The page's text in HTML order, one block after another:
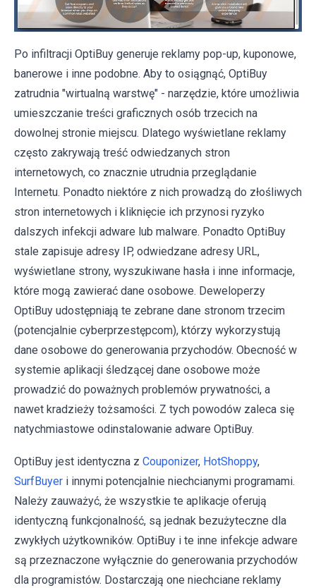
Po infiltracji OptiBuy generuje reklamy pop-up, kuponowe,
banerowe i inne podobne. Aby to osiągnąć, OptiBuy
zatrudnia "wirtualną warstwę" - narzędzie, które umożliwia
umieszczanie treści graficznych osób trzecich na
dowolnej stronie miejscu. Dlatego wyświetlane reklamy
często zakrywają treść odwiedzanych stron
internetowych, co znacznie utrudnia przeglądanie
Internetu. Ponadto niektóre z nich prowadzą do złośliwych
stron internetowych i kliknięcie ich przynosi ryzyko
dalszych infekcji adware lub malware. Ponadto OptiBuy
stale zapisuje adresy IP, odwiedzane adresy URL,
wyświetlane strony, wyszukiwane hasła i inne informacje,
które mogą zawierać dane osobowe. Deweloperzy
OptiBuy udostępniają te zebrane dane stronom trzecim
(potencjalnie cyberprzestępcom), którzy wykorzystują
dane osobowe do generowania przychodów. Obecność w
systemie aplikacji śledzącej dane osobowe może
prowadzić do poważnych problemów prywatności, a
nawet kradzieży tożsamości. Z tych powodów zaleca się
natychmiastowe odinstalowanie adware OptiBuy.
OptiBuy jest identyczna z Couponizer, HotShoppy,
SurfBuyer i innymi potencjalnie niechcianymi programami.
Należy zauważyć, że wszystkie te aplikacje oferują
identyczną funkcjonalność, są jednak bezużyteczne dla
zwykłych użytkowników. OptiBuy i te inne infekcje adware
są przeznaczone wyłącznie do generowania przychodów
dla programistów. Dostarczają one niechciane reklamy